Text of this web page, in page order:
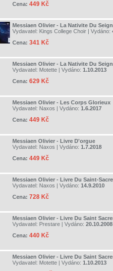
Cena: 449 Kč
Messiaen Olivier - La Nativite Du
Vydavatel: Kings College Choir | Vydáno:
Cena: 341 Kč
Messiaen Olivier - La Nativite Du
Vydavatel: Motette | Vydáno: 1.10.2013
Cena: 629 Kč
Messiaen Olivier - Les Corps Glorieux
Vydavatel: Naxos | Vydáno: 1.6.2017
Cena: 449 Kč
Messiaen Olivier - Livre D'orgue
Vydavatel: Naxos | Vydáno: 1.7.2018
Cena: 449 Kč
Messiaen Olivier - Livre Du Saint-
Vydavatel: Naxos | Vydáno: 14.9.2010
Cena: 728 Kč
Messiaen Olivier - Livre Du Saint
Vydavatel: Prestare | Vydáno: 20.10.2008
Cena: 440 Kč
Messiaen Olivier - Livre Du Saint
Vydavatel: Motette | Vydáno: 1.10.2013